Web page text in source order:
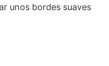
unos bordes suaves